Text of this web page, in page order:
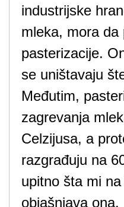
industrijske
mleka, mora da
pasterizacije.
se uništavaju
Međutim,
zagrevanja
Celzijusa, a
razgrađuju na
upitno šta mi na
objašnjava ona.